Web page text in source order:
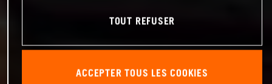
TOUT REFUSER
ACCEPTER TOUS LES COOKIES